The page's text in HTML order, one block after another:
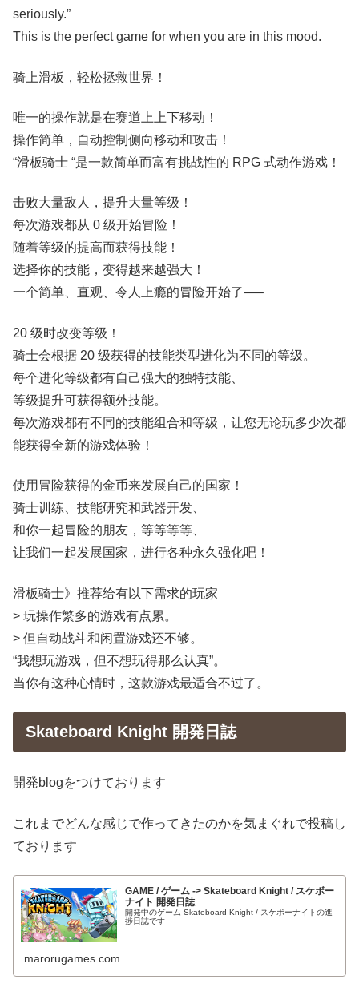
seriously.”
This is the perfect game for when you are in this mood.
骑上滑板，轻松拯救世界！
唯一的操作就是在赛道上上下移动！
操作简单，自动控制侧向移动和攻击！
“滑板骑士 “是一款简单而富有挑战性的 RPG 式动作游戏！
击败大量敌人，提升大量等级！
每次游戏都从 0 级开始冒险！
随着等级的提高而获得技能！
选择你的技能，变得越来越强大！
一个简单、直观、令人上瘾的冒险开始了—–
20 级时改变等级！
骑士会根据 20 级获得的技能类型进化为不同的等级。
每个进化等级都有自己强大的独特技能、
等级提升可获得额外技能。
每次游戏都有不同的技能组合和等级，让您无论玩多少次都
能获得全新的游戏体验！
使用冒险获得的金币来发展自己的国家！
骑士训练、技能研究和武器开发、
和你一起冒险的朋友，等等等等、
让我们一起发展国家，进行各种永久强化吧！
滑板骑士》推荐给有以下需求的玩家
> 玩操作繁多的游戏有点累。
> 但自动战斗和闲置游戏还不够。
“我想玩游戏，但不想玩得那么认真”。
当你有这种心情时，这款游戏最适合不过了。
Skateboard Knight 開発日誌
開発blogをつけております
これまでどんな感じで作ってきたのかを気まぐれで投稿し
ております
GAME / ゲーム -> Skateboard Knight / スケボー
ナイト 開発日誌
開発中のゲーム Skateboard Knight / スケボーナイトの進
捗日誌です
marorugames.com